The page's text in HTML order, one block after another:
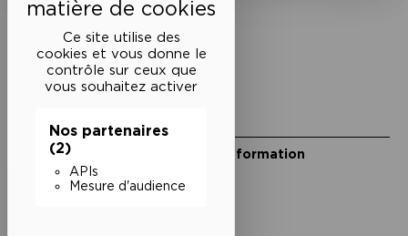
Ce site utilise des
cookies et vous donne le
contrôle sur ceux que
vous souhaitez activer
Nos partenaires
(2)
APIs
Mesure d'audience
Politique de confidentialité
Conditions générales de vente
Cookies
Restons en lien
Inscrivez-vous à notre lettre d’information
Suivez-nous sur les réseaux